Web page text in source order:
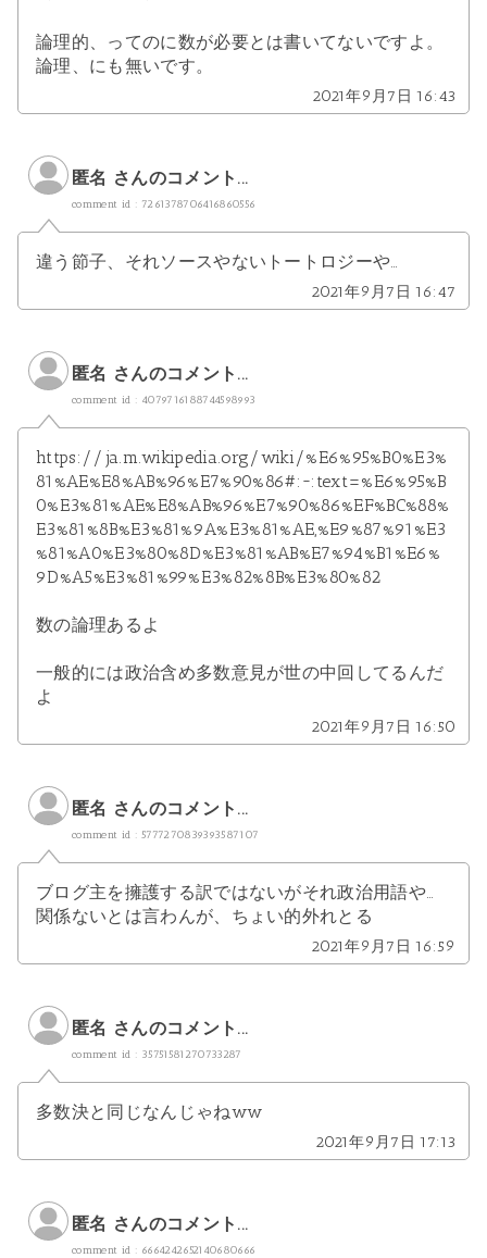
論理的、ってのに数が必要とは書いてないですよ。
論理、にも無いです。
2021年9月7日 16:43
匿名 さんのコメント...
comment id : 7261378706416860556
違う節子、それソースやないトートロジーや…
2021年9月7日 16:47
匿名 さんのコメント...
comment id : 4079716188744598993
https://ja.m.wikipedia.org/wiki/%E6%95%B0%E3%
81%AE%E8%AB%96%E7%90%86#:~:text=%E6%95%B
0%E3%81%AE%E8%AB%96%E7%90%86%EF%BC%88%
E3%81%8B%E3%81%9A%E3%81%AE,%E9%87%91%E3
%81%A0%E3%80%8D%E3%81%AB%E7%94%B1%E6%
9D%A5%E3%81%99%E3%82%8B%E3%80%82
数の論理あるよ
一般的には政治含め多数意見が世の中回してるんだ
よ
2021年9月7日 16:50
匿名 さんのコメント...
comment id : 5777270839393587107
ブログ主を擁護する訳ではないがそれ政治用語や…
関係ないとは言わんが、ちょい的外れとる
2021年9月7日 16:59
匿名 さんのコメント...
comment id : 35751581270733287
多数決と同じなんじゃねww
2021年9月7日 17:13
匿名 さんのコメント...
comment id : 6664242652140680666